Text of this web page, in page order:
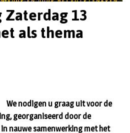
13
als thema
We nodigen u graag uit voor de
georganiseerd door de
in nauwe samenwerking met het